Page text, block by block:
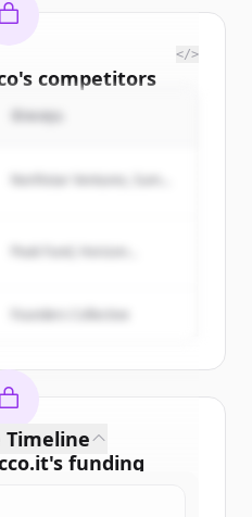
's competitors
all
trial credits to
Account
</>
นักลงทุน
Northstar Ventures, Summit
Peak Fund, Horizon
Founders Collective
's funding
Timeline